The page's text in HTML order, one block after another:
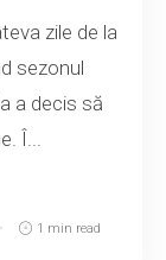
zile de la
sezonul
a decis să
Î...
1 min read